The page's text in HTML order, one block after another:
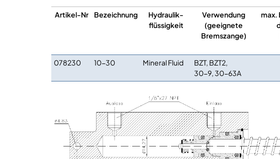
Artikel-Nr Bezeichnung
Hydraulik-
flüssigkeit
Verwendung
(geeignete
Bremszange)
max.
078230 10-30 Mineral Fluid
BZT, BZT2,
30-9, 30-63A